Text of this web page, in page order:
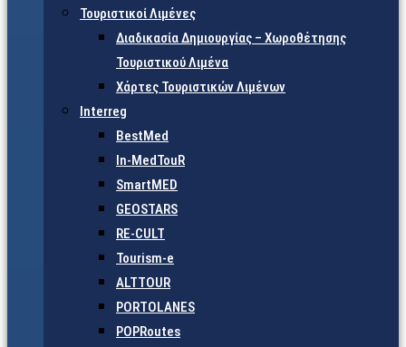
Τουριστικοί Λιμένες
Διαδικασία Δημιουργίας – Χωροθέτησης
Τουριστικού Λιμένα
Χάρτες Τουριστικών Λιμένων
Interreg
BestMed
In-MedTouR
SmartMED
GEOSTARS
RE-CULT
Tourism-e
ALTTOUR
PORTOLANES
POPRoutes